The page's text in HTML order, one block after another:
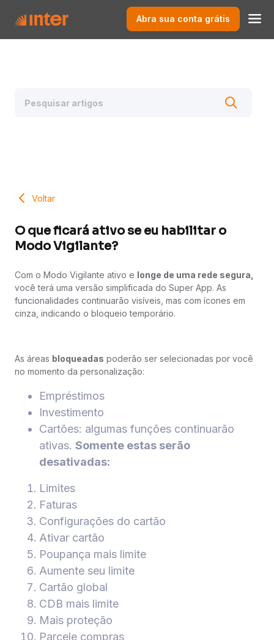
Abra sua conta grátis
Voltar
O que ficará ativo se eu habilitar o
Modo Vigilante?
Com o Modo Vigilante ativo e longe de uma rede segura,
você terá uma versão simplificada do Super App. As
funcionalidades continuarão visíveis, mas com ícones em
cinza, indicando o bloqueio temporário.
As áreas bloqueadas poderão ser selecionadas por você
no momento da personalização:
Empréstimos
Investimento
Cartões: algumas funções continuarão
ativas. Somente estas serão
desativadas:
Limites
Faturas
Configurações do cartão
Ativar cartão
Poupança mais limite
Aumente seu limite
Cartão global
CDB mais limite
Mais proteção
Parcele compras